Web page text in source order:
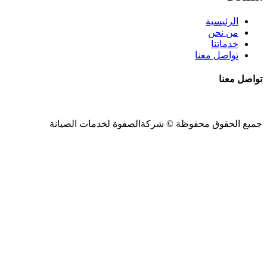
الرئيسية
من نحن
خدماتنا
تواصل معنا
تواصل معنا
جميع الحقوق محفوظة © شركةالصفوة لخدمات الصيانة